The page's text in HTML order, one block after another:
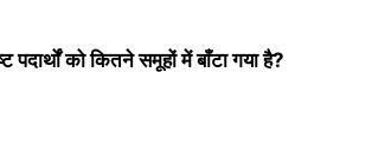
पदार्थों को कितने समूहों में बाँटा गया है?